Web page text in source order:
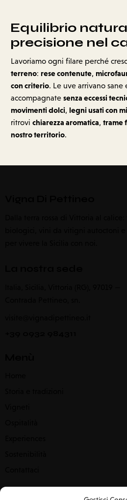
Equilibrio
precisione nel
Lavoriamo ogni filare perché
terreno: rese contenute,
con criterio. Le uve arrivano sane
accompagnatesenza eccessi
movimenti dolci, legni usati con
ritrovichiarezza aromatica,trame
nostro territorio.
Rimaniamo in contatto